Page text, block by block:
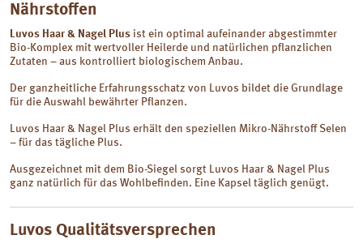
Nährstoffen
Luvos Haar & Nagel Plus ist ein optimal aufeinander abgestimmter
Bio-Komplex mit wertvoller Heilerde und natürlichen pflanzlichen
Zutaten – aus kontrolliert biologischem Anbau.
Der ganzheitliche Erfahrungsschatz von Luvos bildet die Grundlage
für die Auswahl bewährter Pflanzen.
Luvos Haar & Nagel Plus erhält den speziellen Mikro-Nährstoff Selen
– für das tägliche Plus.
Ausgezeichnet mit dem Bio-Siegel sorgt Luvos Haar & Nagel Plus
ganz natürlich für das Wohlbefinden. Eine Kapsel täglich genügt.
Luvos Qualitätsversprechen